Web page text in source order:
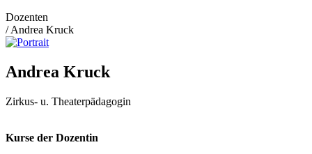
Dozenten
/Andrea Kruck
Andrea Kruck
Zirkus- u. Theaterpädagogin
Kurse der Dozentin